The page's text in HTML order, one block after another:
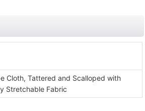
Cloth, Tattered and Scalloped with
Stretchable Fabric